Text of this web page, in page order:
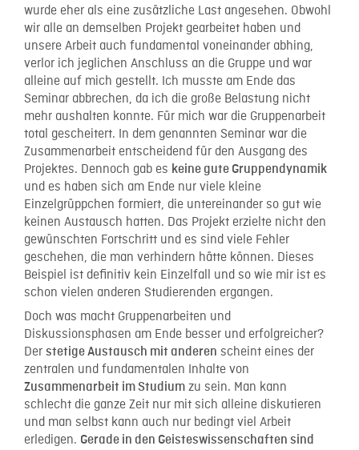
wurde eher als eine zusätzliche Last angesehen. Obwohl
wir alle an demselben Projekt gearbeitet haben und
unsere Arbeit auch fundamental voneinander abhing,
verlor ich jeglichen Anschluss an die Gruppe und war
alleine auf mich gestellt. Ich musste am Ende das
Seminar abbrechen, da ich die große Belastung nicht
mehr aushalten konnte. Für mich war die Gruppenarbeit
total gescheitert. In dem genannten Seminar war die
Zusammenarbeit entscheidend für den Ausgang des
Projektes. Dennoch gab es keine gute Gruppendynamik
und es haben sich am Ende nur viele kleine
Einzelgrüppchen formiert, die untereinander so gut wie
keinen Austausch hatten. Das Projekt erzielte nicht den
gewünschten Fortschritt und es sind viele Fehler
geschehen, die man verhindern hätte können. Dieses
Beispiel ist definitiv kein Einzelfall und so wie mir ist es
schon vielen anderen Studierenden ergangen.
Doch was macht Gruppenarbeiten und
Diskussionsphasen am Ende besser und erfolgreicher?
Der stetige Austausch mit anderen scheint eines der
zentralen und fundamentalen Inhalte von
Zusammenarbeit im Studium zu sein. Man kann
schlecht die ganze Zeit nur mit sich alleine diskutieren
und man selbst kann auch nur bedingt viel Arbeit
erledigen. Gerade in den Geisteswissenschaften sind